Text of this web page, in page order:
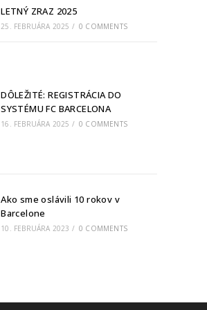
LETNÝ ZRAZ 2025
25. FEBRUÁRA 2025 / 0 COMMENTS
DÔLEŽITÉ: REGISTRÁCIA DO
SYSTÉMU FC BARCELONA
16. FEBRUÁRA 2025 / 0 COMMENTS
Ako sme oslávili 10 rokov v
Barcelone
10. FEBRUÁRA 2023 / 0 COMMENTS